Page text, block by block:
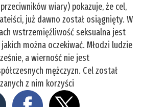
wiary) pokazuje, że cel,
już dawno został osiągnięty. W
wstrzemięźliwość seksualna jest
można oczekiwać. Młodzi ludzie
a wierność nie jest
mężczyzn. Cel został
z nim korzyści